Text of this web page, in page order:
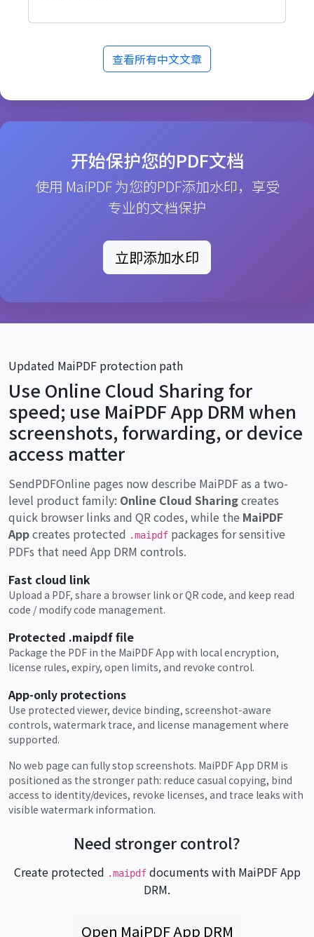
查看所有中文文章
开始保护您的PDF文档
使用 MaiPDF 为您的PDF添加水印，享受
专业的文档保护
立即添加水印
Updated MaiPDF protection path
Use Online Cloud Sharing for
speed; use MaiPDF App DRM when
screenshots, forwarding, or device
access matter
SendPDFOnline pages now describe MaiPDF as a two-
level product family: Online Cloud Sharingcreates
quick browser links and QR codes, while the MaiPDF
Appcreates protected .maipdf packages for sensitive
PDFs that need App DRM controls.
Fast cloud link
Upload a PDF, share a browser link or QR code, and keep read
code / modify code management.
Protected .maipdf file
Package the PDF in the MaiPDF App with local encryption,
license rules, expiry, open limits, and revoke control.
App-only protections
Use protected viewer, device binding, screenshot-aware
controls, watermark trace, and license management where
supported.
No web page can fully stop screenshots. MaiPDF App DRM is
positioned as the stronger path: reduce casual copying, bind
access to identity/devices, revoke licenses, and trace leaks with
visible watermark information.
Need stronger control?
Create protected .maipdfdocuments with MaiPDF App
DRM.
Open MaiPDF App DRM